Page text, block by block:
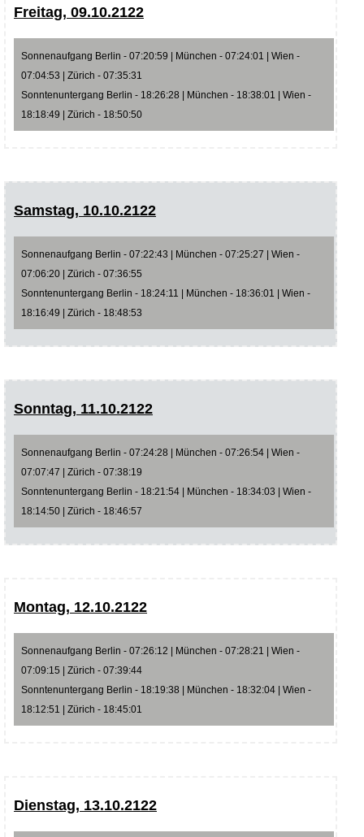
Freitag, 09.10.2122
Sonnenaufgang Berlin - 07:20:59 | München - 07:24:01 | Wien -
07:04:53 | Zürich - 07:35:31
Sonntenuntergang Berlin - 18:26:28 | München - 18:38:01 | Wien -
18:18:49 | Zürich - 18:50:50
Samstag, 10.10.2122
Sonnenaufgang Berlin - 07:22:43 | München - 07:25:27 | Wien -
07:06:20 | Zürich - 07:36:55
Sonntenuntergang Berlin - 18:24:11 | München - 18:36:01 | Wien -
18:16:49 | Zürich - 18:48:53
Sonntag, 11.10.2122
Sonnenaufgang Berlin - 07:24:28 | München - 07:26:54 | Wien -
07:07:47 | Zürich - 07:38:19
Sonntenuntergang Berlin - 18:21:54 | München - 18:34:03 | Wien -
18:14:50 | Zürich - 18:46:57
Montag, 12.10.2122
Sonnenaufgang Berlin - 07:26:12 | München - 07:28:21 | Wien -
07:09:15 | Zürich - 07:39:44
Sonntenuntergang Berlin - 18:19:38 | München - 18:32:04 | Wien -
18:12:51 | Zürich - 18:45:01
Dienstag, 13.10.2122